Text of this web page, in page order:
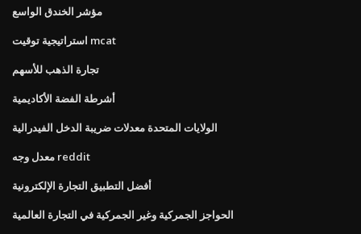
مؤشر الخندق الواسع
استراتيجية توقيت mcat
تجارة الذهب للأسهم
أشرطة الفضة الأكاديمية
الولايات المتحدة معدلات ضريبة الدخل الفيدرالية
معدل وجه reddit
أفضل التطبيق التجارة الإلكترونية
الحواجز الجمركية وغير الجمركية في التجارة العالمية